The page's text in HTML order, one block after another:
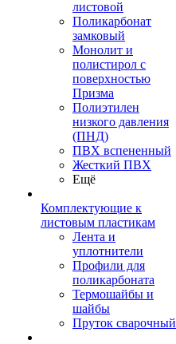
листовой
Поликарбонат
замковый
Монолит и
полистирол с
поверхностью
Призма
Полиэтилен
низкого давления
(ПНД)
ПВХ вспененный
Жесткий ПВХ
Ещё
Комплектующие к
листовым пластикам
Лента и
уплотнители
Профили для
поликарбоната
Термошайбы и
шайбы
Пруток сварочный